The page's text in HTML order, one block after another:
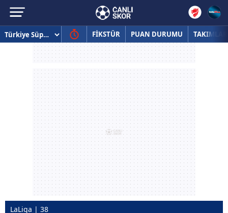
FİKSTÜR PUAN DURUMU TAKIMLAR
LaLiga | 38